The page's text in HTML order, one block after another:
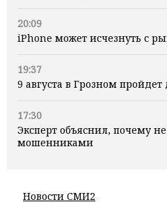
20:09
iPhone может исчезнуть с
19:37
9 августа в Грозном
17:30
Эксперт объяснил, почему
мошенниками
Новости СМИ2